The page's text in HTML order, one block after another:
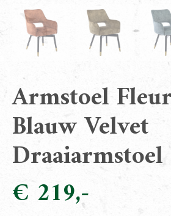
Armstoel
Blauw Velvet
Draaiarmstoel
€ 219